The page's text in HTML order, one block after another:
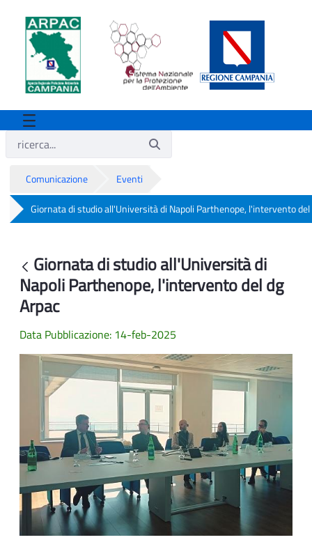
Comunicazione Eventi
Giornata di studio all'Università di Napoli Parthenope, l'intervento del
Indietro
Giornata di studio all'Università di
Napoli Parthenope, l'intervento del dg
Arpac
Data Pubblicazione: 14-feb-2025